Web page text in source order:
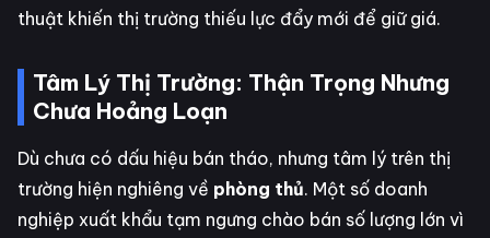
thuật khiến thị trường thiếu lực đẩy mới để giữ giá.
Tâm Lý Thị Trường: Thận Trọng Nhưng
Chưa Hoảng Loạn
Dù chưa có dấu hiệu bán tháo, nhưng tâm lý trên thị
trường hiện nghiêng về phòng thủ. Một số doanh
nghiệp xuất khẩu tạm ngưng chào bán số lượng lớn vì